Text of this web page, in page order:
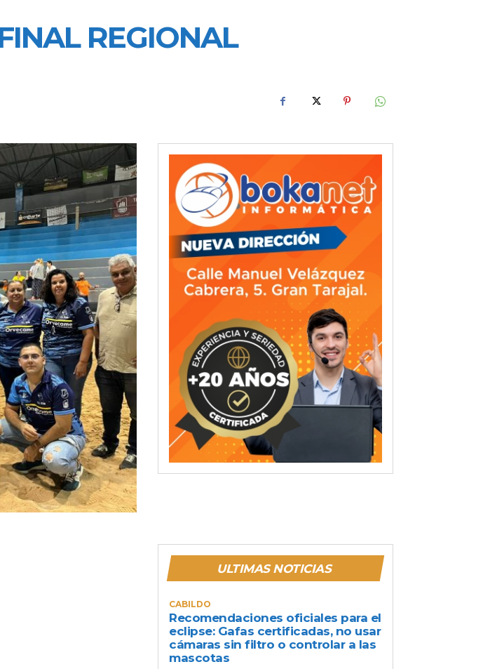
REGIONAL
ULTIMAS NOTICIAS
CABILDO
Recomendaciones oficiales para el
eclipse: Gafas certificadas, no usar
cámaras sin filtro o controlar a las
mascotas